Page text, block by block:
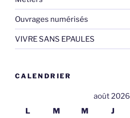
Ouvrages numérisés
VIVRE SANS EPAULES
CALENDRIER
août 2026
L
M M J